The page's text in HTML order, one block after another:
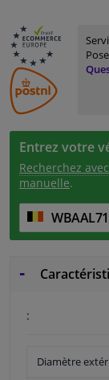
Entrez votre
Recherchez
manuelle.
:
Diamètre